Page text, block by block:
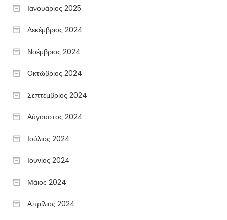
Ιανουάριος 2025
Δεκέμβριος 2024
Νοέμβριος 2024
Οκτώβριος 2024
Σεπτέμβριος 2024
Αύγουστος 2024
Ιούλιος 2024
Ιούνιος 2024
Μάιος 2024
Απρίλιος 2024